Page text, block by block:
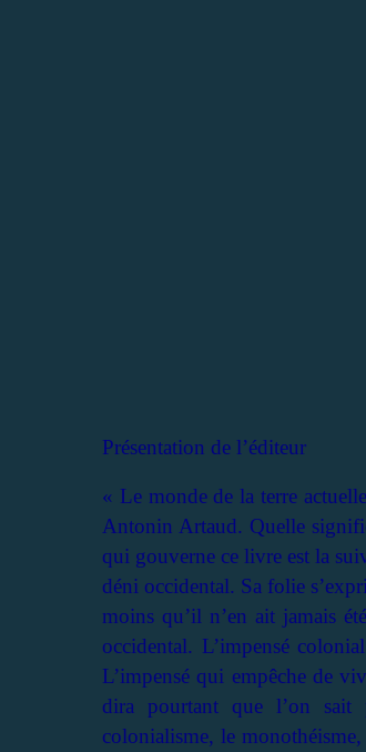
Présentation de l’éditeur
« Le monde de la terre
Antonin Artaud. Quelle
qui gouverne ce livre est la
déni occidental. Sa folie
moins qu’il n’en ait jamais
occidental. L’impensé
L’impensé qui empêche de
dira pourtant que l’on sait
colonialisme, le